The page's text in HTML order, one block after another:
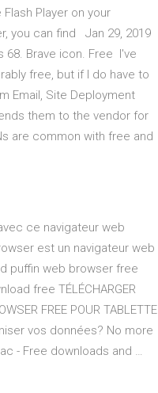
Player on your
you can find Jan 29, 2019
68. Brave icon. Free I've
free, but if I do have to
Email, Site Deployment
them to the vendor for
are common with free and
ce navigateur web
est un navigateur web
puffin web browser free
free TÉLÉCHARGER
FREE POUR TABLETTE
vos données? No more
- Free downloads and …